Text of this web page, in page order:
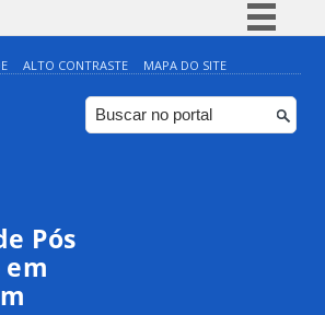
Simplifique!
Comunica BR
Participe
ALTO CONTRASTE MAPA DO SITE
Pós
em